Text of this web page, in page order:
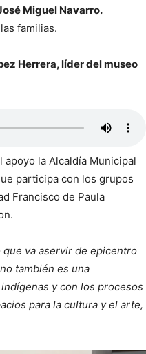
Miguel Navarro.
familias.
Herrera, líder del museo
la Alcaldía Municipal
participa con los grupos
Francisco de Paula
va aservir de epicentro
también es una
y con los procesos
para la cultura y el arte,